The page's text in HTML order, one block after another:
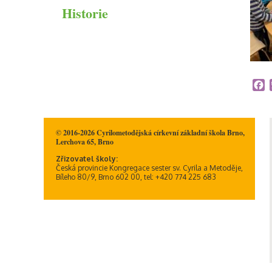
Duchovní život
Informační memorandum
Historie
© 2016-2026 Cyrilometodějská církevní základní škola Brno,
Lerchova 65, Brno
Zřizovatel školy:
Česká provincie Kongregace sester sv. Cyrila a Metoděje,
Bíleho 80/9, Brno 602 00, tel: +420 774 225 683